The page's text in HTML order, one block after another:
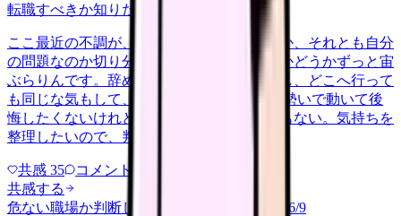
転職すべきか知りたい
ここ最近の不調が、職場の環境のせいなのか、それとも自分
の問題なのか切り分けられず、転職すべきかどうかずっと宙
ぶらりんです。辞めれば楽になる気もするし、どこへ行って
も同じな気もして、決め手がありません。 勢いで動いて後
悔したくないけれど、このまま留まる根拠もない。気持ちを
整理したいので、判断材料の集…
共感 35 コメント
共感する
危ない職場か判断してほしい
2026/6/9